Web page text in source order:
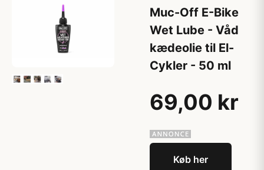
Muc-Off E-Bike
Wet Lube - Våd
kædeolie til El-
Cykler - 50 ml
69,00 kr
Køb her